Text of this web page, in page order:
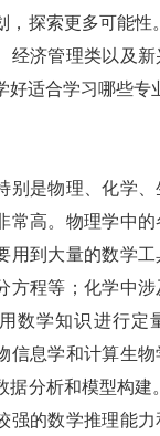
，探索更多可能性
经济管理类以及
好适合学习哪些专
别是物理、化学、
常高。物理学中
用到大量的数学工
方程等；化学中
数学知识进行定
信息学和计算生
据分析和模型构建
强的数学推理能力